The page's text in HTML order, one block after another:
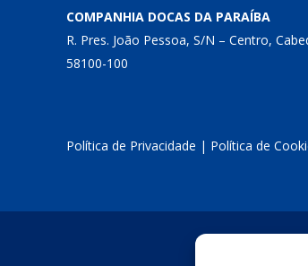
COMPANHIA DOCAS DA PARAÍBA
R. Pres. João Pessoa, S/N – Centro,
58100-100
Política de Privacidade | Política de